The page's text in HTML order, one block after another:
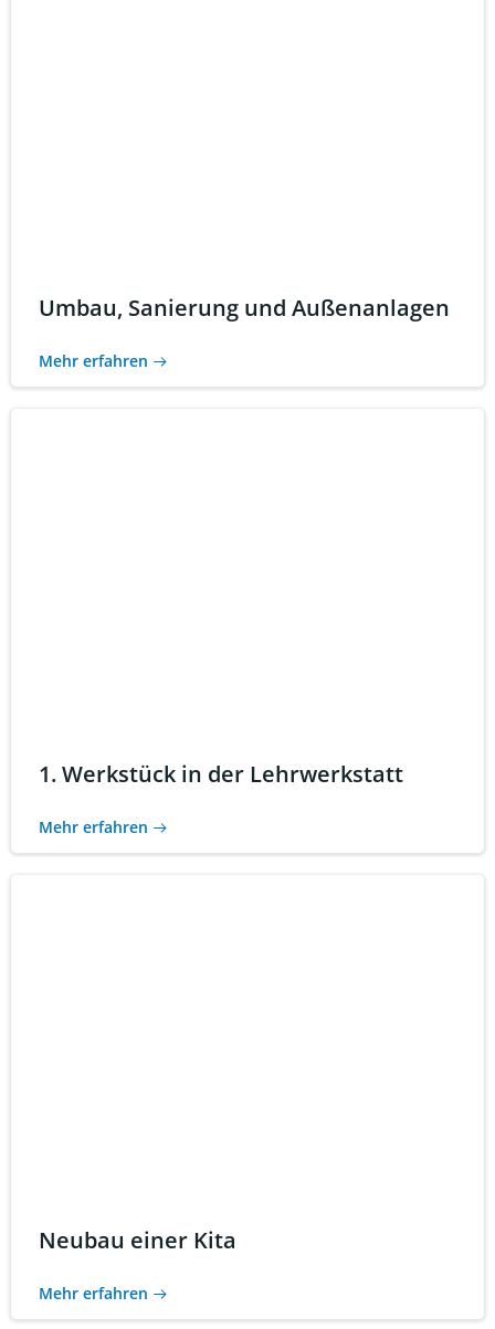
Umbau, Sanierung und Außenanlagen
Mehr erfahren
1. Werkstück in der Lehrwerkstatt
Mehr erfahren
Neubau einer Kita
Mehr erfahren